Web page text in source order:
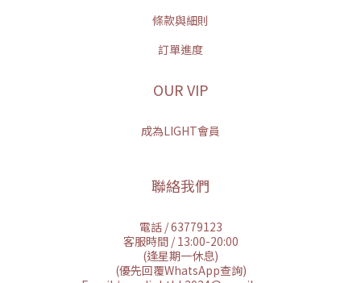
條款與細則
訂單進度
OUR VIP
成為LIGHT會員
聯絡我們
電話 / 63779123
客服時間 / 13:00-20:00
(逢星期一休息)
(優先回覆WhatsApp查詢)